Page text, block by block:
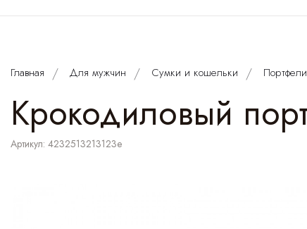
Главная Для мужчин Сумки и кошельки Портфели
Крокодиловый
Артикул: 4232513213123e